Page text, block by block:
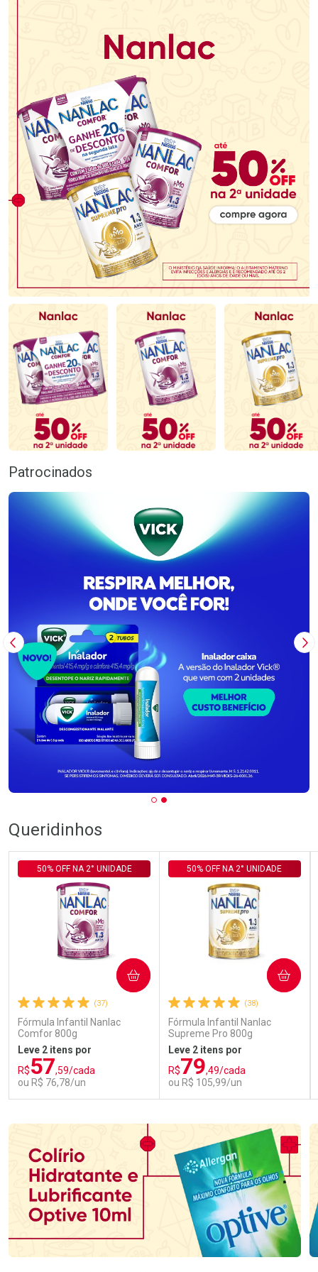
Patrocinados
Imagem Anterior
Queridinhos
(37)
Fórmula Infantil Nanlac
Comfor 800g
50% OFF NA 2° UNIDADE
Leve 2 itens por
R$57,59/cada
ou R$ 76,78/un
COMPRAR
(38)
Fórmula Infantil Nanlac
Supreme Pro 800g
50% OFF NA 2° UNIDADE
Leve 2 itens por
R$79,49/cada
ou R$ 105,99/un
COMPRAR
Laboratório
Por Menos